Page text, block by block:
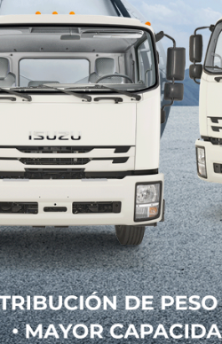
la Asociación Europea
siglas en alemán),
Zeitung” y del
la EUGT encargó en
de VW, actualmente
personalmente un
pequeña habitación
también encargó
nitrógeno (NO2).